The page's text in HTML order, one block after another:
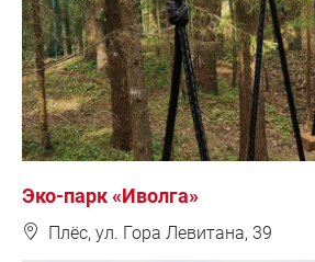
Эко-парк «Иволга»
❽ Плёс, ул. Гора Левитана, 39